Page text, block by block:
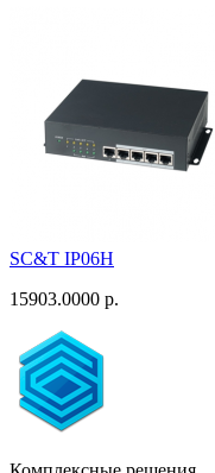
SC&T IP06H
15903.0000 р.